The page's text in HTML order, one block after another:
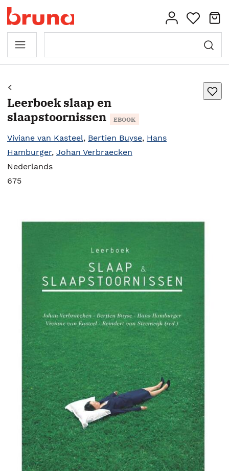
Leerboek slaap en
slaapstoornissen
EBOOK
Viviane van Kasteel, Bertien Buyse, Hans
Hamburger, Johan Verbraecken
Nederlands
675